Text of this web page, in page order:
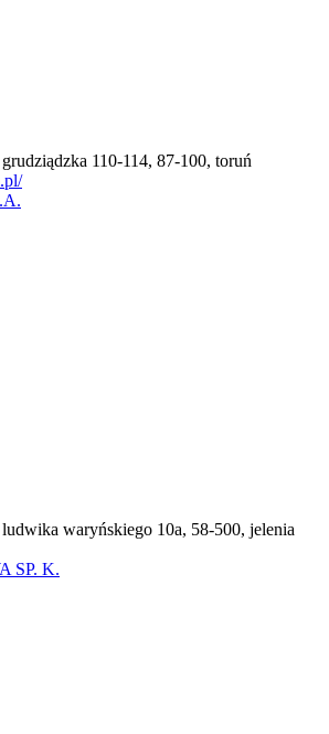
110-114, 87-100, toruń
waryńskiego 10a, 58-500, jelenia
SP. K.